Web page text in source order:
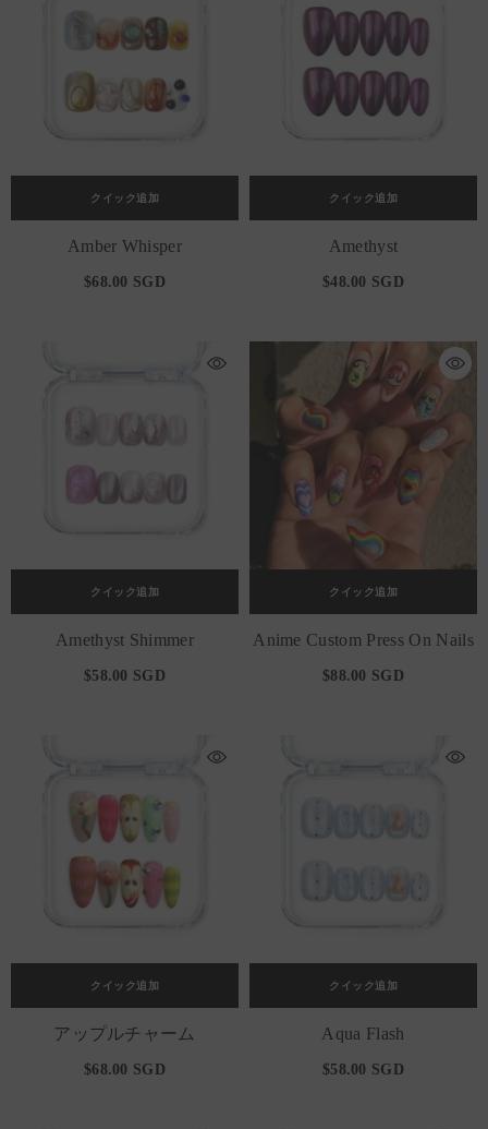
クイック追加
Amber Whisper
$68.00 SGD
クイック追加
Amethyst
$48.00 SGD
クイック追加
Amethyst Shimmer
$58.00 SGD
クイック追加
Anime Custom Press On Nails
$88.00 SGD
クイック追加
アップルチャーム
$68.00 SGD
クイック追加
Aqua Flash
$58.00 SGD